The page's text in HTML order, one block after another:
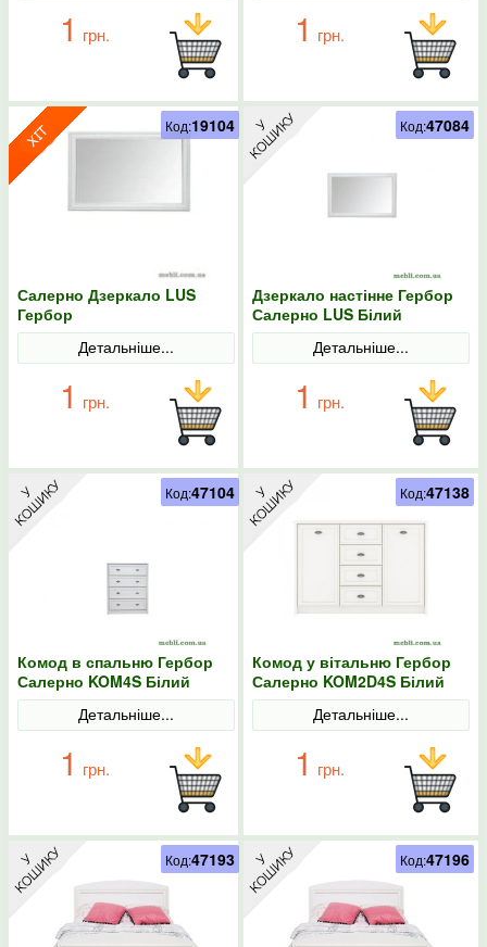
1 грн. 1 грн.
Салерно Дзеркало LUS
Гербор
Детальніше...
1 грн.
Код:19104
Дзеркало настінне Гербор
Салерно LUS Білий
Детальніше...
1 грн.
Код:47084
Комод в спальню Гербор
Салерно KOM4S Білий
Детальніше...
1 грн.
Код:47104
Комод у вітальню Гербор
Салерно KOM2D4S Білий
Детальніше...
1 грн.
Код:47138
Код:47193 Код:47196